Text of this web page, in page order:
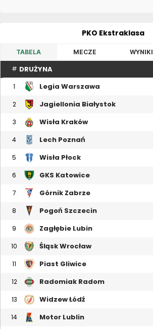
PKO Ekstraklasa
TABELA MECZE WYNIKI
# DRUŻYNA
1 Legia Warszawa
2 Jagiellonia Białystok
3 Wisła Kraków
4 Lech Poznań
5 Wisła Płock
6 GKS Katowice
7 Górnik Zabrze
8 Pogoń Szczecin
9 Zagłębie Lubin
10 Śląsk Wrocław
11 Piast Gliwice
12 Radomiak Radom
13 Widzew Łódź
14 Motor Lublin